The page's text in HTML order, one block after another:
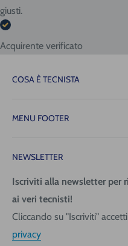
giusti.
Acquirente verificato
COSA È TECNISTA
attrezzature necessarie per
operare con precisione,
33058 San Giorgio di
MENU FOOTER
Spedizione (costi e tempi)
Pagamenti
Richiedi fattura
Informativa Privacy
Condizioni generali
NEWSLETTER
Iscriviti alla newsletter per
ai veri tecnisti!
Cliccando su "Iscriviti"
privacy